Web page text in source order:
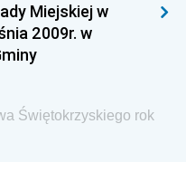
Zagranicznych
Biura
Miejskiej w
2009r. w
Świętokrzyskiego rok